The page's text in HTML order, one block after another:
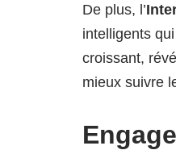
De plus, l’
intelligents
croissant,
mieux suivre